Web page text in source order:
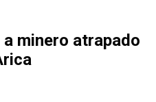
minero atrapado